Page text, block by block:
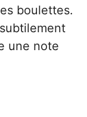
boulettes.
une note